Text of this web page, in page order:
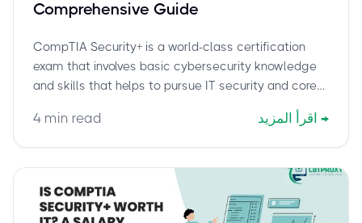
Comprehensive Guide
CompTIA Security+ is a world-class certification
exam that involves basic cybersecurity knowledge
and skills that helps to pursue IT security and core
4 min read اقرأ المزيد →